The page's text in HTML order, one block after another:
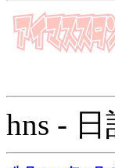
hns -